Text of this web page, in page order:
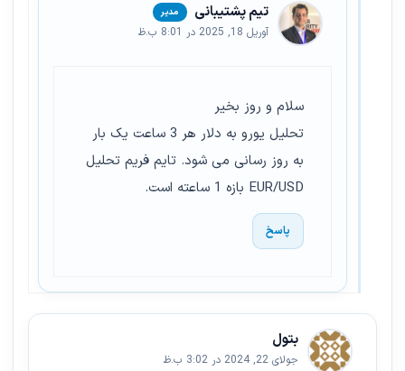
تیم پشتیبانی
آوریل 18, 2025 در 8:01 ب.ظ
سلام و روز بخیر
تحلیل یورو به دلار هر 3 ساعت یک بار
به روز رسانی می شود. تایم فریم تحلیل
EUR/USD بازه 1 ساعته است.
پاسخ
بتول
جولای 22, 2024 در 3:02 ب.ظ